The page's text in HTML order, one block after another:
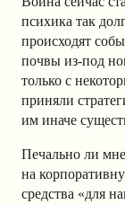
психика так
происходят
почвы из-под
только с
приняли
им иначе
Печально ли
на
средства «для